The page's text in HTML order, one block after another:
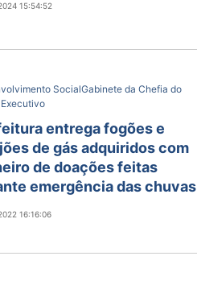
15:54:52
SocialGabinete da Chefia do
entrega fogões e
de gás adquiridos com
de doações feitas
emergência das chuvas
16:16:06